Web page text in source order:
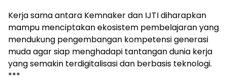
Kerja sama antara Kemnaker dan IJTI diharapkan
mampu menciptakan ekosistem pembelajaran yang
mendukung pengembangan kompetensi generasi
muda agar siap menghadapi tantangan dunia kerja
yang semakin terdigitalisasi dan berbasis teknologi.
***